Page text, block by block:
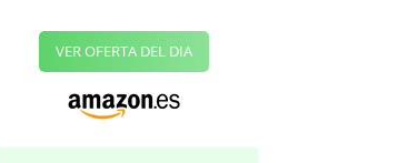
VER OFERTA DEL DIA